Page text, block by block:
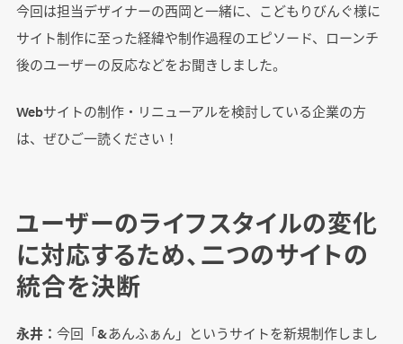
今回は担当デザイナーの西岡と一緒に、こどもりびんぐ様に
サイト制作に至った経緯や制作過程のエピソード、ローンチ
後のユーザーの反応などをお聞きしました。
Webサイトの制作・リニューアルを検討している企業の方
は、ぜひご一読ください！
ユーザーのライフスタイルの変化
に対応するため、二つのサイトの
統合を決断
永井： 今回「&あんふぁん」というサイトを新規制作しまし